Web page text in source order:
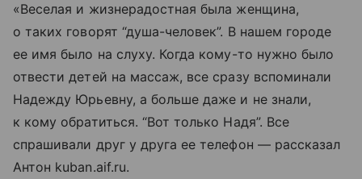
«Веселая и жизнерадостная была женщина,
о таких говорят “душа-человек”. В нашем городе
ее имя было на слуху. Когда кому-то нужно было
отвести детей на массаж, все сразу вспоминали
Надежду Юрьевну, а больше даже и не знали,
к кому обратиться. “Вот только Надя”. Все
спрашивали друг у друга ее телефон — рассказал
Антон kuban.aif.ru.